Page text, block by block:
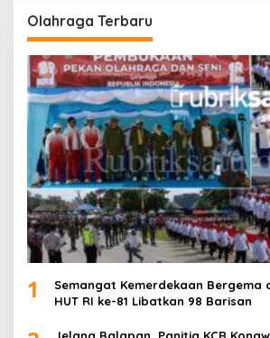
Olahraga Terbaru
1
Semangat Kemerdekaan Bergema
HUT RI ke-81 Libatkan 98 Barisan